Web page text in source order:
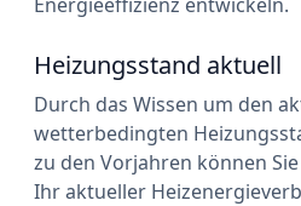
Heizungsstand aktuell
Durch das Wissen um den
wetterbedingten
zu den Vorjahren können
Ihr aktueller